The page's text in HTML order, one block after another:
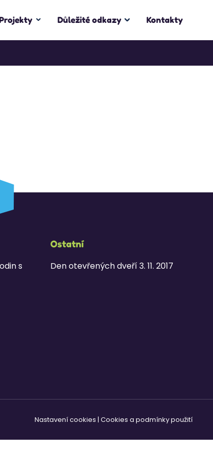
Důležité odkazy Kontakty
s
Ostatní
Den otevřených dveří 3. 11. 2017
Nastavení cookies | Cookies a podmínky použití